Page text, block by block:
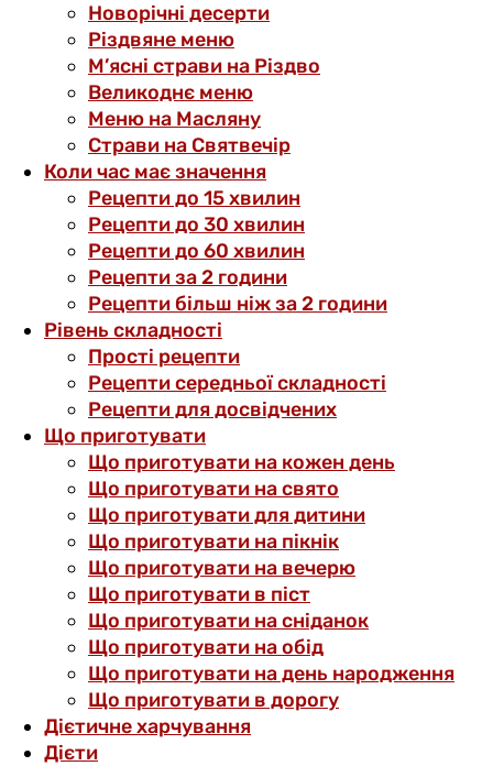
Новорічні десерти
Різдвяне меню
М’ясні страви на Різдво
Великоднє меню
Меню на Масляну
Страви на Святвечір
Коли час має значення
Рецепти до 15 хвилин
Рецепти до 30 хвилин
Рецепти до 60 хвилин
Рецепти за 2 години
Рецепти більш ніж за 2 години
Рівень складності
Прості рецепти
Рецепти середньої складності
Рецепти для досвідчених
Що приготувати
Що приготувати на кожен день
Що приготувати на свято
Що приготувати для дитини
Що приготувати на пікнік
Що приготувати на вечерю
Що приготувати в піст
Що приготувати на сніданок
Що приготувати на обід
Що приготувати на день народження
Що приготувати в дорогу
Дієтичне харчування
Дієти